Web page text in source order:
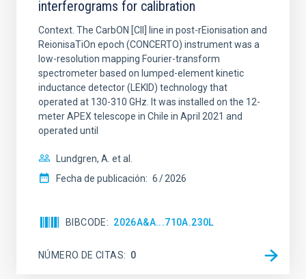
interferograms for calibration
Context. The CarbON [CII] line in post-rEionisation and
ReionisaTiOn epoch (CONCERTO) instrument was a
low-resolution mapping Fourier-transform
spectrometer based on lumped-element kinetic
inductance detector (LEKID) technology that
operated at 130-310 GHz. It was installed on the 12-
meter APEX telescope in Chile in April 2021 and
operated until
Lundgren, A. et al.
Fecha de publicación: 6 2026
BIBCODE 2026A&A...710A.230L
NÚMERO DE CITAS 0